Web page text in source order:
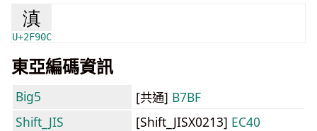
滇
U+2F90C
東亞編碼資訊
Big5 [共通] B7BF
Shift_JIS
[Shift_JISX0213] EC40